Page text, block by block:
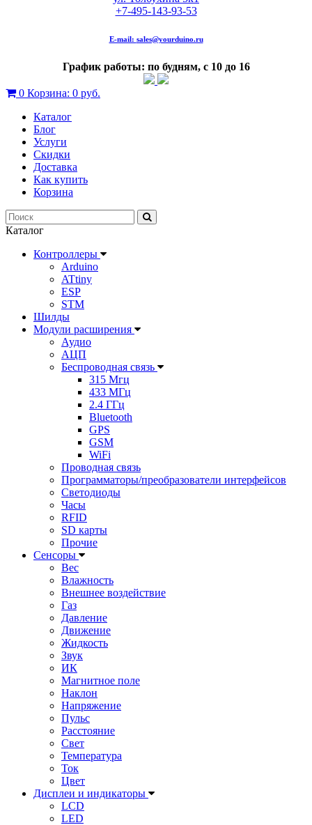
+7-495-143-93-53
E-mail: sales@yourduino.ru
График работы: по будням, с 10 до 16
0 Корзина: 0 руб.
Каталог
Блог
Услуги
Скидки
Доставка
Как купить
Корзина
Каталог
Контроллеры
Arduino
ATtiny
ESP
STM
Шилды
Модули расширения
Аудио
АЦП
Беспроводная связь
315 Мгц
433 МГц
2.4 ГГц
Bluetooth
GPS
GSM
WiFi
Проводная связь
Программаторы/преобразователи интерфейсов
Светодиоды
Часы
RFID
SD карты
Прочие
Сенсоры
Вес
Влажность
Внешнее воздействие
Газ
Давление
Движение
Жидкость
Звук
ИК
Магнитное поле
Наклон
Напряжение
Пульс
Расстояние
Свет
Температура
Ток
Цвет
Дисплеи и индикаторы
LCD
LED